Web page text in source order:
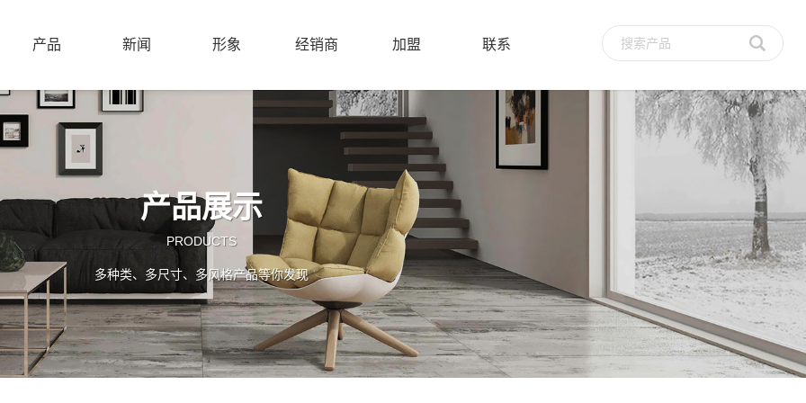
产品 新闻 形象 经销商 加盟 联系
产品展示
PRODUCTS
多种类、多尺寸、多风格产品等你发现